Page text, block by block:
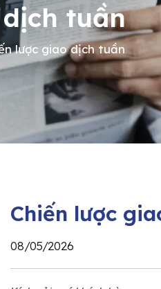
tuần
lược giao dịch tuần
Chiến lược
08/05/2026